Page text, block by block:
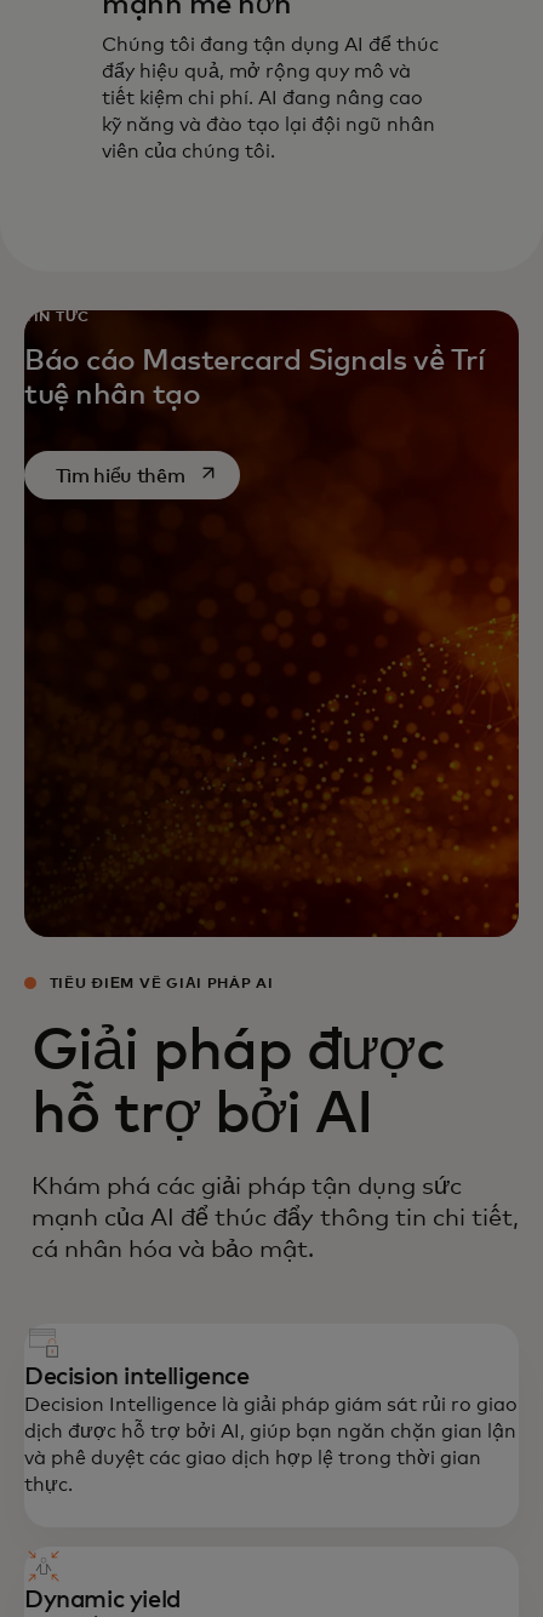
Chúng tôi đang tận dụng AI để thúc
đẩy hiệu quả, mở rộng quy mô và
tiết kiệm chi phí. AI đang nâng cao
kỹ năng và đào tạo lại đội ngũ nhân
viên của chúng tôi.
TIN TỨC
Báo cáo Mastercard Signals về Trí
tuệ nhân tạo
Tìm hiểu thêmopens in a new tab
TIÊU ĐIỂM VỀ GIẢI PHÁP AI
Giải pháp được
hỗ trợ bởi AI
Khám phá các giải pháp tận dụng sức
mạnh của AI để thúc đẩy thông tin chi tiết,
cá nhân hóa và bảo mật.
Decision intelligence
Decision Intelligence là giải pháp giám sát rủi ro giao
dịch được hỗ trợ bởi AI, giúp bạn ngăn chặn gian lận
và phê duyệt các giao dịch hợp lệ trong thời gian
thực.
Dynamic yield